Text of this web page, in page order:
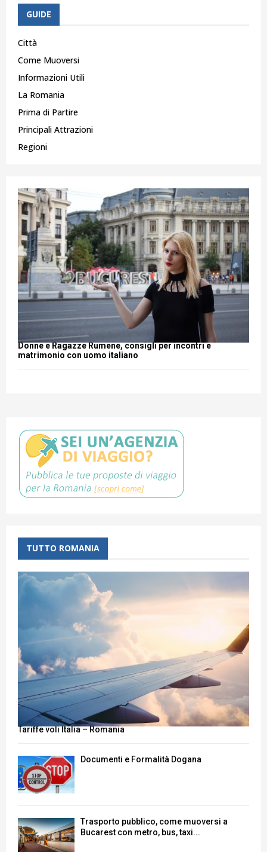
GUIDE
Città
Come Muoversi
Informazioni Utili
La Romania
Prima di Partire
Principali Attrazioni
Regioni
Donne e Ragazze Rumene, consigli per incontri e
matrimonio con uomo italiano
TUTTO ROMANIA
Tariffe voli Italia – Romania
Documenti e Formalità Dogana
Trasporto pubblico, come muoversi a
Bucarest con metro, bus, taxi...